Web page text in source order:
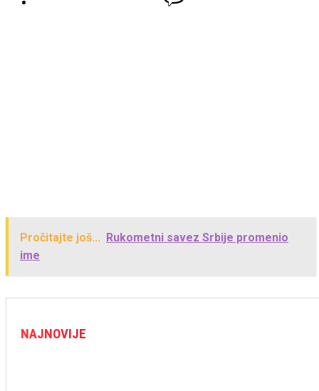
Pročitajte još... Rukometni savez Srbije promenio
ime
NAJNOVIJE